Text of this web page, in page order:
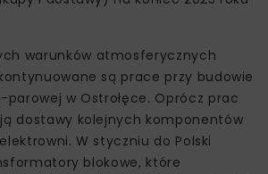
warunków atmosferycznych
są prace przy budowie
w Ostrołęce. Oprócz prac
dostawy kolejnych komponentów
W styczniu do Polski
blokowe, które